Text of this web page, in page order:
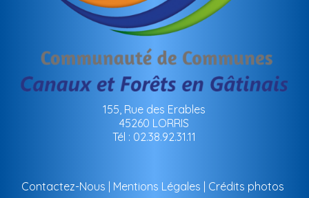
155, Rue des Erables
45260 LORRIS
Tél : 02.38.92.31.11
Contactez-Nous Mentions Légales Crédits photos